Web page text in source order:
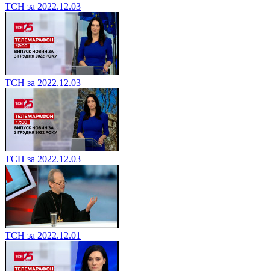
ТСН за 2022.12.03
ТСН за 2022.12.03
ТСН за 2022.12.03
ТСН за 2022.12.01